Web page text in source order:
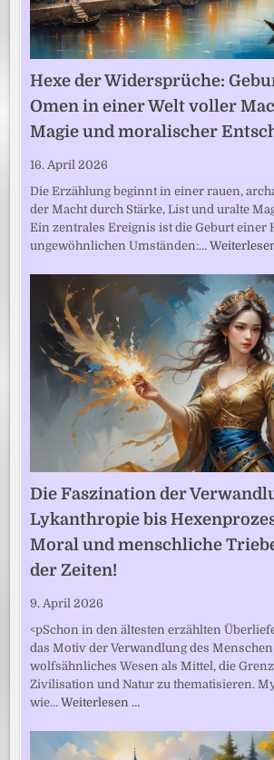
Hexe der Widersprüche:
Omen in einer Welt voller
Magie und moralischer
16. April 2026
Die Erzählung beginnt in einer rauen,
der Macht durch Stärke, List und uralte
Ein zentrales Ereignis ist die Geburt einer
ungewöhnlichen Umständen:…
Die Faszination der
Lykanthropie bis
Moral und menschliche
der Zeiten!
9. April 2026
<pSchon in den ältesten erzählten
das Motiv der Verwandlung des
wolfsähnliches Wesen als Mittel, die
Zivilisation und Natur zu thematisieren.
wie…Weiterlesen …